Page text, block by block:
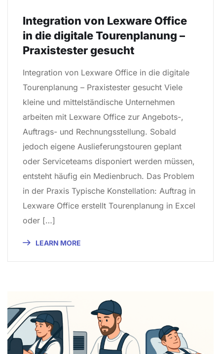
Integration von Lexware Office
in die digitale Tourenplanung –
Praxistester gesucht
Integration von Lexware Office in die digitale
Tourenplanung – Praxistester gesucht Viele
kleine und mittelständische Unternehmen
arbeiten mit Lexware Office zur Angebots-,
Auftrags- und Rechnungsstellung. Sobald
jedoch eigene Auslieferungstouren geplant
oder Serviceteams disponiert werden müssen,
entsteht häufig ein Medienbruch. Das Problem
in der Praxis Typische Konstellation: Auftrag in
Lexware Office erstellt Tourenplanung in Excel
oder […]
LEARN MORE